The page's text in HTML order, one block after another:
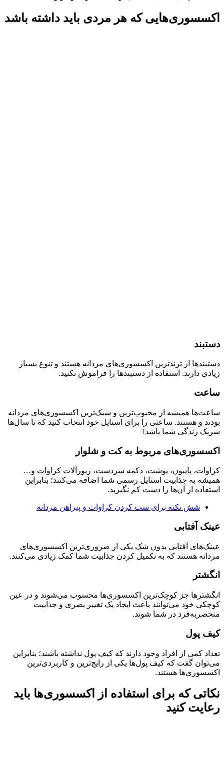
اکسسوری‌هایی که هر مردی باید داشته باشد
دستبند
دستبندها از ترندترین اکسسوری‌های مردانه هستند و تنوع بسیار
زیادی دارند. استفاده از دستبندها را فراموش نکنید.
ساعت
ساعت‌ها همیشه از محبوب‌ترین و شیک‌ترین اکسسوری‌های مردانه
بودند و هستند. ساعتی را برای استایل خود انتخاب کنید که تا سال‌ها
شریک زندگی شما باشد!
اکسسوری‌های مربوط به کت و شلوار
کراوات، پاپیون، پوشت، دکمه سردست، زیورآلات کراوات و…
همیشه به جذابیت استایل رسمی شما اضافه می‌کنند؛ بنابراین
استفاده از آن‌ها را دست کم نگیرید.
شش نکته برای ست کردن کراوات و پیراهن مردانه
عینک آفتابی
عینک‌های آفتابی بدون شک یکی از ضروری‌ترین اکسسوری‌های
مردانه هستند که به تکمیل کردن جذابیت شما کمک زیادی می‌کنند.
انگشتر
انگشترها جز کوچک‌ترین اکسسوری‌ها محسوب می‌شوند و در عین
کوچکی خود می‌توانند باعث ایجاد یک تغییر بصری و جذابیت
منحصربه‌فرد در شما شوند.
کیف پول
تعداد کمی از افراد وجود دارند که کیف پول نداشته باشند؛ بنابراین
می‌توان گفت که کیف پول‌ها یکی از رایج‌ترین و کاربردی‌ترین
اکسسوری‌ها هستند.
نکاتی که برای استفاده از اکسسوری‌ها باید
رعایت کنید